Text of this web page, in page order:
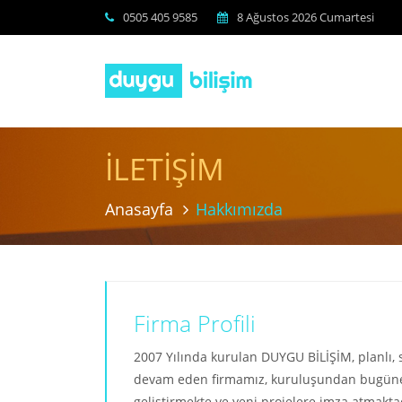
0505 405 9585 8 Ağustos 2026 Cumartesi
İLETİŞİM
Anasayfa Hakkımızda
Firma Profili
2007 Yılında kurulan DUYGU BİLİŞİM,
devam eden firmamız, kuruluşundan